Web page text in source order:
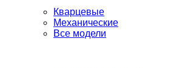
Кварцевые
Механические
Все модели